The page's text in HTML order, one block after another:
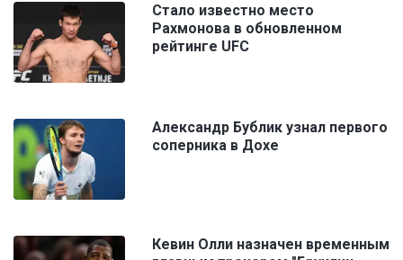
Стало известно место
Рахмонова в обновленном
рейтинге UFC
Александр Бублик узнал первого
соперника в Дохе
Кевин Олли назначен временным